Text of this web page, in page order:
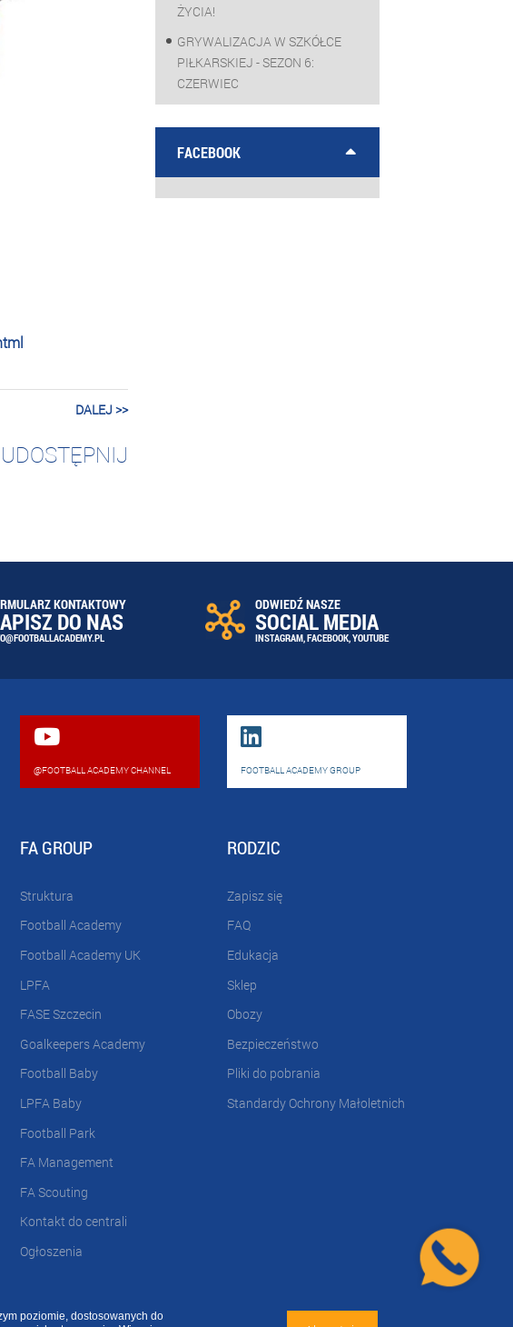
DALEJ >>
UDOSTĘPNIJ
ŻYCIA!
GRYWALIZACJA W SZKÓŁCE
PIŁKARSKIEJ - SEZON 6:
CZERWIEC
FACEBOOK
KONTAKTOWY
DO NAS
ODWIEDŹ NASZE
SOCIAL MEDIA
INSTAGRAM,FACEBOOK,YOUTUBE
@FOOTBALL ACADEMY CHANNEL FOOTBALL ACADEMY GROUP
FA GROUP
Struktura
Football Academy
Football Academy UK
LPFA
FASE Szczecin
Goalkeepers Academy
Football Baby
LPFA Baby
Football Park
FA Management
FA Scouting
Kontakt do centrali
Ogłoszenia
RODZIC
Zapisz się
FAQ
Edukacja
Sklep
Obozy
Bezpieczeństwo
Pliki do pobrania
Standardy Ochrony Małoletnich
poziomie, dostosowanych do